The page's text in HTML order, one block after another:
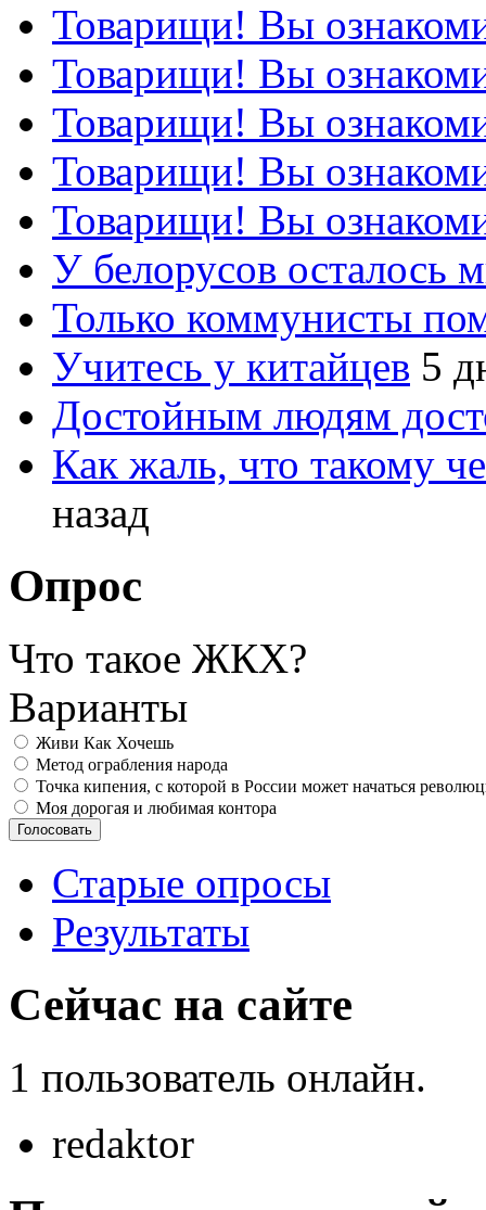
Товарищи! Вы
Товарищи! Вы
Товарищи! Вы
Товарищи! Вы
Товарищи! Вы
У белорусов осталось
Только коммунисты
Учитесь у китайцев 5
Достойным людям
Как жаль, что такому
назад
Опрос
Что такое ЖКХ?
Варианты
Живи Как Хочешь
Метод ограбления народа
Точка кипения, с которой в России может начаться
Моя дорогая и любимая контора
Старые опросы
Результаты
Сейчас на сайте
1 пользователь онлайн.
redaktor